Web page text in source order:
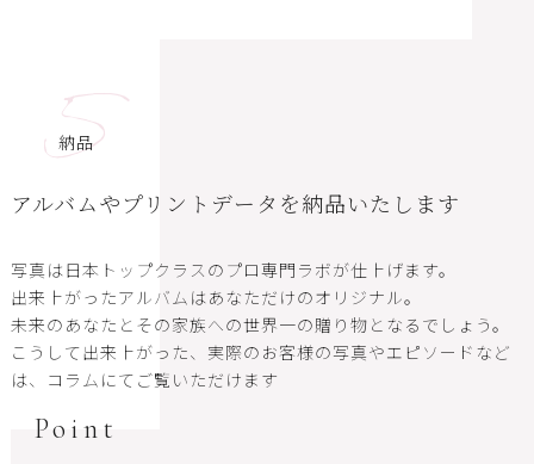
5
納品
アルバムやプリントデータを納品いたします
写真は日本トップクラスのプロ専門ラボが仕上げます。
出来上がったアルバムはあなただけのオリジナル。
未来のあなたとその家族への世界一の贈り物となるでしょう。
こうして出来上がった、実際のお客様の写真やエピソードなど
は、コラムにてご覧いただけます
Point